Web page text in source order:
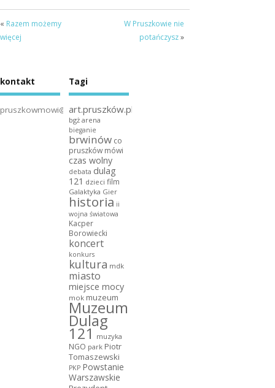
« Razem możemy
więcej
W Pruszkowie nie
potańczysz»
kontakt
pruszkowmowi@gmail.com
Tagi
art.pruszków.pl
bgż arena
bieganie
brwinów co
pruszków mówi
czas wolny
debata dulag
121 dzieci film
Galaktyka Gier
historia ii
wojna światowa
Kacper
Borowiecki
koncert
konkurs
kultura mdk
miasto
miejsce mocy
mok muzeum
Muzeum
Dulag
121 muzyka
NGO park Piotr
Tomaszewski
PKP Powstanie
Warszawskie